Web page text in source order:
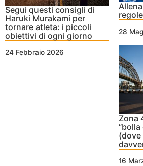
Segui questi consigli di
Haruki Murakami per
tornare atleta: i piccoli
obiettivi di ogni giorno
24 Febbraio 2026
28
Zona
16